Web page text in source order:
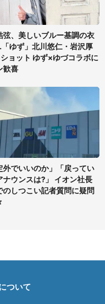
弦、美しいブルー基調の衣
ゆず」北川悠仁・岩沢厚
ョット ゆず×ゆづコラボに
歓喜
外でいいのか」「戻ってい
ナウンスは?」 イオン社長
のしつこい記者質問に疑問
ついて